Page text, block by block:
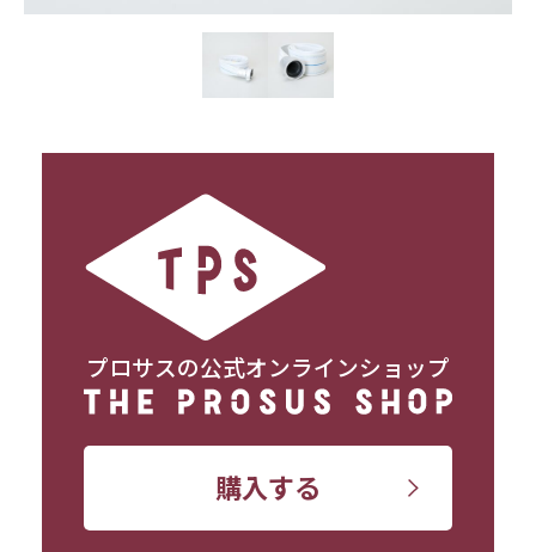
プロサスの公式オンラインショップ
購入する